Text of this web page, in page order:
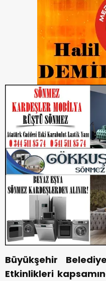
Büyükşehir
Etkinlikleri